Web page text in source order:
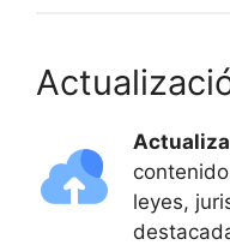
leyes,